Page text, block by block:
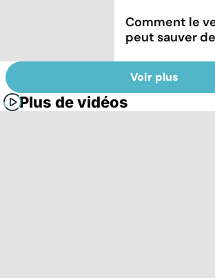
Comment le
peut sauver
Voir plus
Plus de vidéos